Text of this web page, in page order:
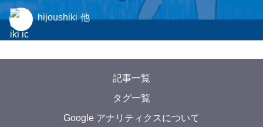
hijoushiki 他
記事一覧
タグ一覧
Google アナリティクスについて